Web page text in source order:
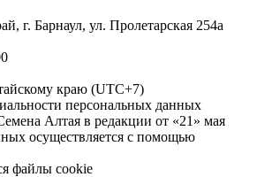
г. Барнаул, ул. Пролетарская 254а
краю (UTC+7)
персональных данных
Алтая в редакции от «21» мая
осуществляется с помощью
файлы сookie